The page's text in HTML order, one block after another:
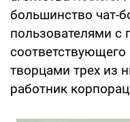
большинство чат-
пользователями
соответствующего
творцами трех из
работник